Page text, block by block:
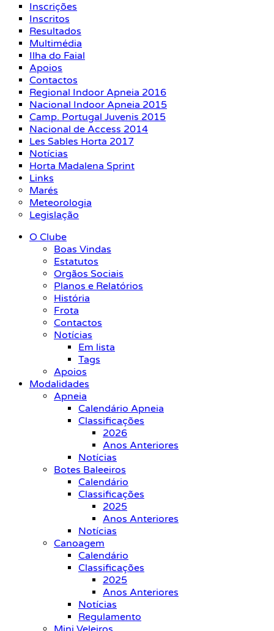
Inscrições
Inscritos
Resultados
Multimédia
Ilha do Faial
Apoios
Contactos
Regional Indoor Apneia 2016
Nacional Indoor Apneia 2015
Camp. Portugal Juvenis 2015
Nacional de Access 2014
Les Sables Horta 2017
Notícias
Horta Madalena Sprint
Links
Marés
Meteorologia
Legislação
O Clube
Boas Vindas
Estatutos
Orgãos Sociais
Planos e Relatórios
História
Frota
Contactos
Notícias
Em lista
Tags
Apoios
Modalidades
Apneia
Calendário Apneia
Classificações
2026
Anos Anteriores
Notícias
Botes Baleeiros
Calendário
Classificações
2025
Anos Anteriores
Notícias
Canoagem
Calendário
Classificações
2025
Anos Anteriores
Notícias
Regulamento